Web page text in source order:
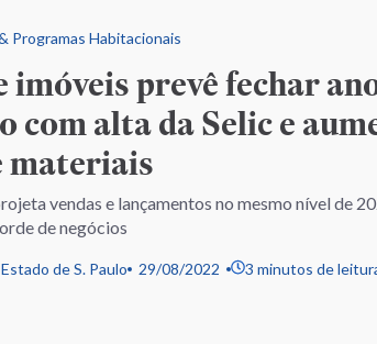
Programas Habitacionais
imóveis prevê fechar
com alta da Selic e
materiais
vendas e lançamentos no mesmo nível de
de negócios
de S. Paulo 29/08/2022 3 minutos de